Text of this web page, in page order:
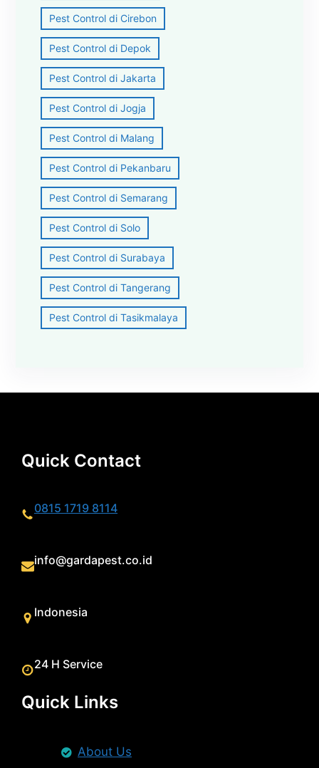
Pest Control di Cirebon
Pest Control di Depok
Pest Control di Jakarta
Pest Control di Jogja
Pest Control di Malang
Pest Control di Pekanbaru
Pest Control di Semarang
Pest Control di Solo
Pest Control di Surabaya
Pest Control di Tangerang
Pest Control di Tasikmalaya
Quick Contact
0815 1719 8114
info@gardapest.co.id
Indonesia
24 H Service
Quick Links
About Us